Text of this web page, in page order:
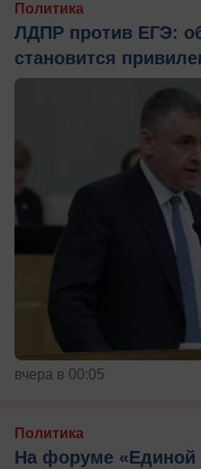
Политика
ЛДПР против ЕГЭ:
становится
вчера в 00:05
Политика
На форуме «Единой